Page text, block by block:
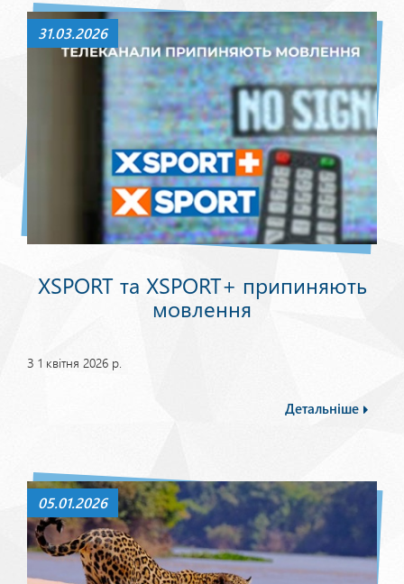
31.03.2026
XSPORT та XSPORT+ припиняють
мовлення
З 1 квітня 2026 р.
Детальніше
05.01.2026